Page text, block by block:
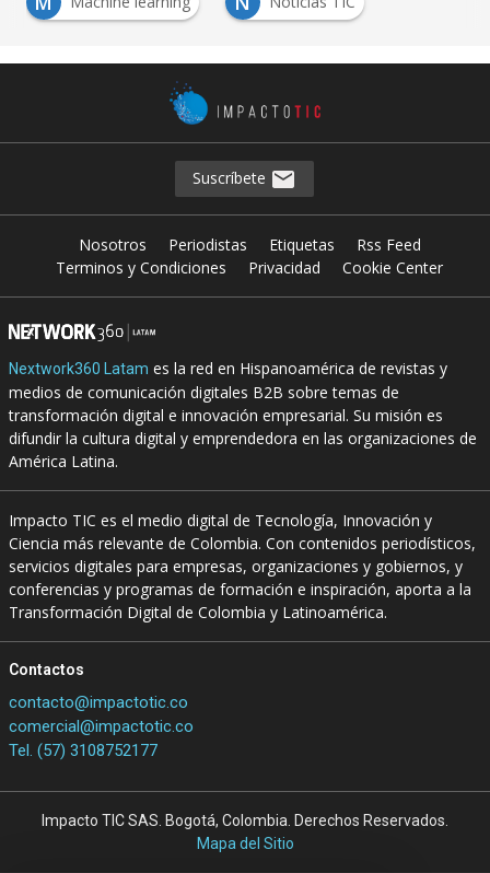
Suscríbete
Nosotros Periodistas Etiquetas
Rss Feed
Terminos y Condiciones
Privacidad Cookie Center
Nextwork360 Latam es la red en Hispanoamérica de revistas y
medios de comunicación digitales B2B sobre temas de
transformación digital e innovación empresarial. Su misión es
difundir la cultura digital y emprendedora en las organizaciones de
América Latina.
Impacto TIC es el medio digital de Tecnología, Innovación y
Ciencia más relevante de Colombia. Con contenidos periodísticos,
servicios digitales para empresas, organizaciones y gobiernos, y
conferencias y programas de formación e inspiración, aporta a la
Transformación Digital de Colombia y Latinoamérica.
Contactos
contacto@impactotic.co
comercial@impactotic.co
Tel. (57) 3108752177
Impacto TIC SAS. Bogotá, Colombia. Derechos Reservados.
Mapa del Sitio